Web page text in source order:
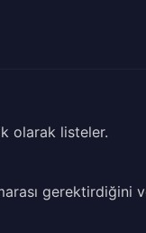
olarak listeler.
gerektirdiğini